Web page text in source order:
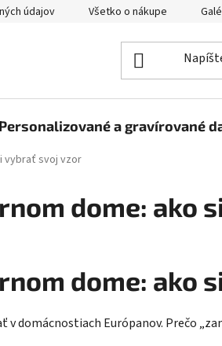
údajov Všetko o nákupe
Personalizované a gravírované
vybrať svoj vzor
dome: ako
dome: ako
v domácnostiach Európanov. Prečo